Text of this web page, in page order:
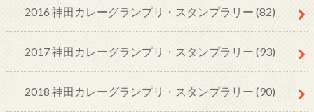
2016 神田カレーグランプリ・スタンプラリー (82)
2017 神田カレーグランプリ・スタンプラリー (93)
2018 神田カレーグランプリ・スタンプラリー (90)